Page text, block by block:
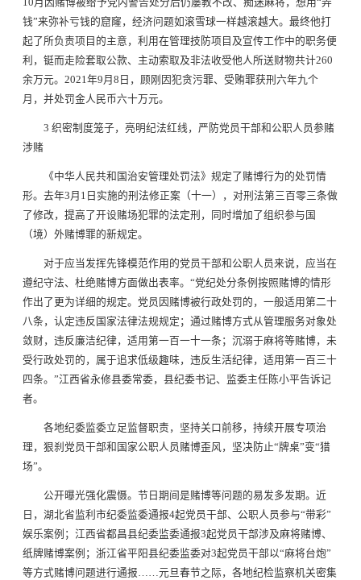
10月因赌博被给予党内警告处分后仍屡教不改、痴迷麻将，想用“弄
钱”来弥补亏钱的窟窿，经济问题如滚雪球一样越滚越大。最终他打
起了所负责项目的主意，利用在管理技防项目及宣传工作中的职务便
利，铤而走险套取公款、主动索取及非法收受他人所送财物共计260
余万元。2021年9月8日，顾刚因犯贪污罪、受贿罪获刑六年九个
月，并处罚金人民币六十万元。
3 织密制度笼子，亮明纪法红线，严防党员干部和公职人员参赌
涉赌
《中华人民共和国治安管理处罚法》规定了赌博行为的处罚情
形。去年3月1日实施的刑法修正案（十一），对刑法第三百零三条做
了修改，提高了开设赌场犯罪的法定刑，同时增加了组织参与国
（境）外赌博罪的新规定。
对于应当发挥先锋模范作用的党员干部和公职人员来说，应当在
遵纪守法、杜绝赌博方面做出表率。“党纪处分条例按照赌博的情形
作出了更为详细的规定。党员因赌博被行政处罚的，一般适用第二十
八条，认定违反国家法律法规规定；通过赌博方式从管理服务对象处
敛财，违反廉洁纪律，适用第一百一十一条；沉溺于麻将等赌博，未
受行政处罚的，属于追求低级趣味，违反生活纪律，适用第一百三十
四条。”江西省永修县委常委，县纪委书记、监委主任陈小平告诉记
者。
各地纪委监委立足监督职责，坚持关口前移，持续开展专项治
理，狠刹党员干部和国家公职人员赌博歪风，坚决防止“牌桌”变“猎
场”。
公开曝光强化震慑。节日期间是赌博等问题的易发多发期。近
日，湖北省监利市纪委监委通报4起党员干部、公职人员参与“带彩”
娱乐案例；江西省都昌县纪委监委通报3起党员干部涉及麻将赌博、
纸牌赌博案例；浙江省平阳县纪委监委对3起党员干部以“麻将台炮”
等方式赌博问题进行通报……元旦春节之际，各地纪检监察机关密集